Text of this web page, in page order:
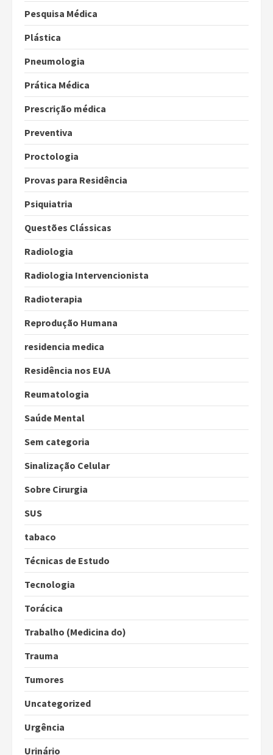
Pesquisa Médica
Plástica
Pneumologia
Prática Médica
Prescrição médica
Preventiva
Proctologia
Provas para Residência
Psiquiatria
Questões Clássicas
Radiologia
Radiologia Intervencionista
Radioterapia
Reprodução Humana
residencia medica
Residência nos EUA
Reumatologia
Saúde Mental
Sem categoria
Sinalização Celular
Sobre Cirurgia
SUS
tabaco
Técnicas de Estudo
Tecnologia
Torácica
Trabalho (Medicina do)
Trauma
Tumores
Uncategorized
Urgência
Urinário